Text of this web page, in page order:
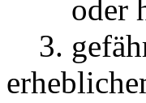
oder
3.